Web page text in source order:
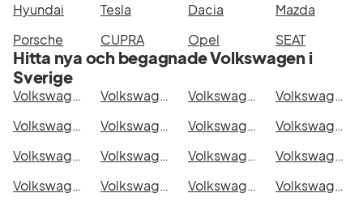
Hyundai
Tesla Dacia
Mazda
Porsche
CUPRA Opel SEAT
Hitta nya och begagnade Volkswagen i
Sverige
Volkswagen Caddy Combi i Stockholm Volkswagen Caddy Combi i Göteborg Volkswagen Caddy Combi i Helsingborg
Volkswagen Caddy Combi i Jönköping
Volkswagen Caddy Combi i Malmö
Volkswagen Caddy Combi i Örebro Volkswagen Caddy Combi i Norrköping
Volkswagen Caddy Combi i Linköping
Volkswagen Caddy Combi i Uppsala
Volkswagen Caddy Combi i Västerås Volkswagen Caddy Combi i Halmstad
Volkswagen Caddy Combi i Växjö
Volkswagen Caddy Combi i Eskilstuna
Volkswagen Caddy Combi i Kalmar Volkswagen Caddy Combi i Karlskrona
Volkswagen Caddy Combi i Karlstad